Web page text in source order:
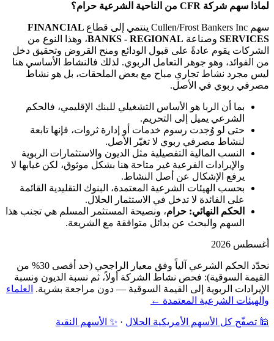
لماذا سهم شركة CFR من الناحية الشرعية حرام؟
سهم Cullen/Frost Bankers Inc ينتمي إلى قطاع
FINANCIAL
SERVICESوصناعة BANKS - REGIONAL، وهذا النوع من
الشركات يقوم عادةً على قبول الودائع ومنح القروض وتحقيق دخل
من الفوائد، وهو جوهر التعامل الربوي. لذلك فالنشاط الأساسي هنا
ليس مجرد نشاط تجاري مباح مع بعض الملحقات، بل هو نشاط
مصرفي ربوي في الأصل.
بما أن الربا هو الأساس التشغيلي للبنك الإقليمي، فالحكم
الشرعي يميل إلى التحريم.
حتى لو وُجدت رسوم خدمات أو إدارة ثروات، فإنها تابعة
لنشاط مصرفي ربوي لا تغيّر الأصل.
النسب المالية التفصيلية مثل الديون والاستثمارات الربوية
والإيرادات الفرعية غير متاحة هنا بشكل موثوق، لكن غيابها لا
يرفع الإشكال عن أصل النشاط.
بحسب الهيئات الشرعية المعتمدة، البنوك التقليدية القائمة
على الفائدة لا تدخل في الاستثمار الحلال.
الحكم النهائي: حرام، ونصيحة المستثمر المسلم هي تجنب هذا
السهم والبحث عن بدائل متوافقة مع الشريعة.
أغسطس 2026
نحدّد الحكم الشرعي آلياً وفق معيار الراجحي (حد أقصى 30% من
القيمة السوقية): فحص نشاط الشركة أولاً، ثم نسبة الديون ونسبة
الإيرادات الربوية إلى القيمة السوقية — دون مراجعة بشرية. العلماء
والهيئات الشرعية المعتمدة ←
🕌 تصفّح كل الأسهم الأمريكية الحلال · ✨ الأسهم النقية